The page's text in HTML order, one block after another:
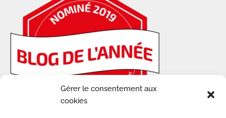
Gérer le consentement aux
cookies